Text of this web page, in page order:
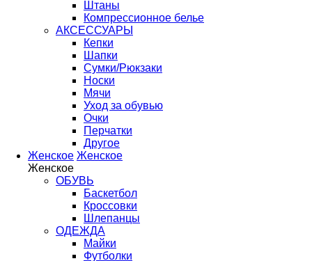
Штаны
Компрессионное белье
АКСЕССУАРЫ
Кепки
Шапки
Сумки/Рюкзаки
Носки
Мячи
Уход за обувью
Очки
Перчатки
Другое
Женское Женское
Женское
ОБУВЬ
Баскетбол
Кроссовки
Шлепанцы
ОДЕЖДА
Майки
Футболки